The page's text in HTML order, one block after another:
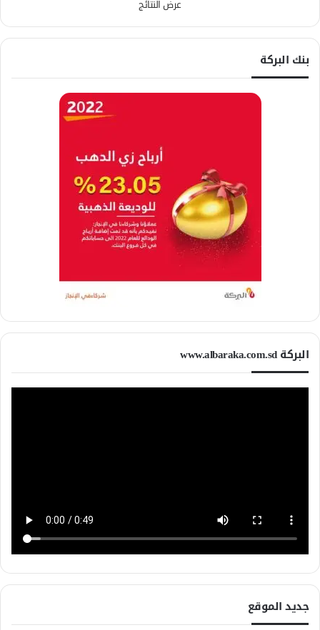
عرض النتائج
بنك البركة
البركة www.albaraka.com.sd
جديد الموقع